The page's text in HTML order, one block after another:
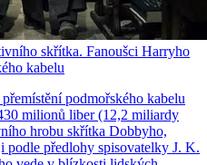
skřítka. Fanoušci Harryho
kabelu
podmořského kabelu
milionů liber (12,2 miliardy
hrobu skřítka Dobbyho,
podle předlohy spisovatelky J. K.